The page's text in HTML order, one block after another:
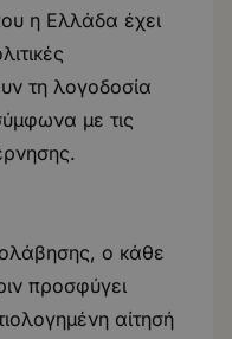
η Ελλάδα έχει
τη λογοδοσία
με τις
ο κάθε
προσφύγει
αίτησή